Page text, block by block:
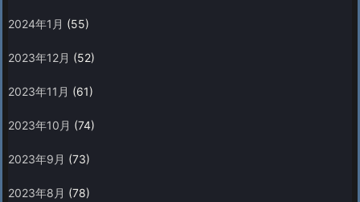
2024年1月 (55)
2023年12月 (52)
2023年11月 (61)
2023年10月 (74)
2023年9月 (73)
2023年8月 (78)